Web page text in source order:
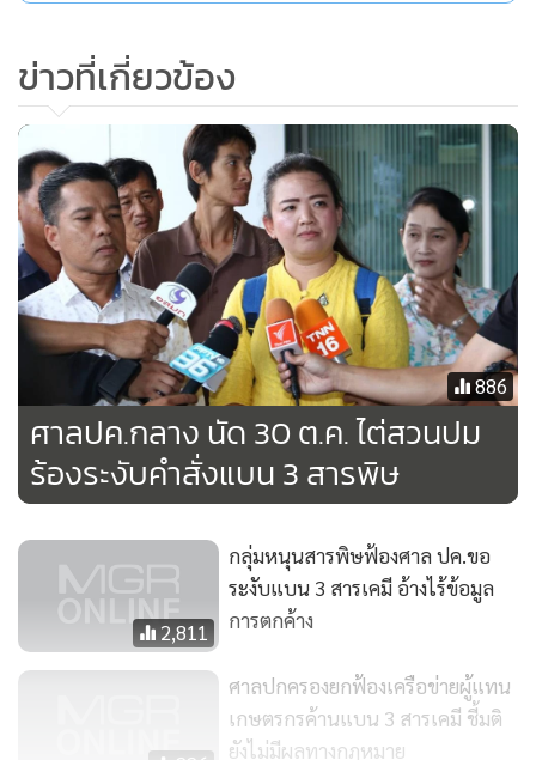
ข่าวที่เกี่ยวข้อง
886
ศาลปค.กลาง นัด 30 ต.ค. ไต่สวนปม
ร้องระงับคำสั่งแบน 3 สารพิษ
2,811
กลุ่มหนุนสารพิษฟ้องศาล ปค.ขอ
ระงับแบน 3 สารเคมี อ้างไร้ข้อมูล
การตกค้าง
ศาลปกครองยกฟ้องเครือข่ายผู้แทน
เกษตรกรค้านแบน 3 สารเคมี ชี้มติ
ยังไม่มีผลทางกฎหมาย